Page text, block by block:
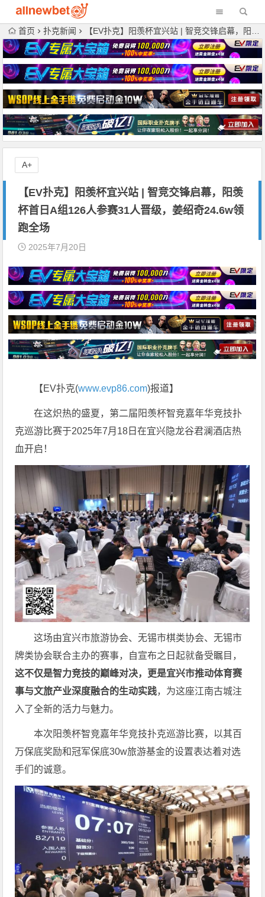
首页 扑克新闻 【EV扑克】阳羡杯宜兴站 | 智竞交锋启幕，阳羡杯首日A组126人参赛31人晋级，姜绍奇24.6w领跑全场
【EV扑克】阳羡杯宜兴站 | 智竞交锋启幕，阳羡
杯首日A组126人参赛31人晋级，姜绍奇24.6w领
跑全场
2025年7月20日
【EV扑克(www.evp86.com)报道】
在这炽热的盛夏，第二届阳羡杯智竞嘉年华竞技扑
克巡游比赛于2025年7月18日在宜兴隐龙谷君澜酒店热
血开启！
这场由宜兴市旅游协会、无锡市棋类协会、无锡市
牌类协会联合主办的赛事，自宣布之日起就备受瞩目，
这不仅是智力竞技的巅峰对决，更是宜兴市推动体育赛
事与文旅产业深度融合的生动实践，为这座江南古城注
入了全新的活力与魅力。
本次阳羡杯智竞嘉年华竞技扑克巡游比赛，以其百
万保底奖励和冠军保底30w旅游基金的设置表达着对选
手们的诚意。
A+